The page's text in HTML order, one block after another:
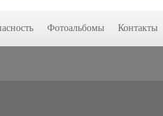
Фотоальбомы Контакты